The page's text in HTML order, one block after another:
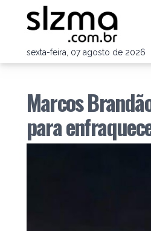
sexta-feira, 07 agosto de 2026
Marcos
para